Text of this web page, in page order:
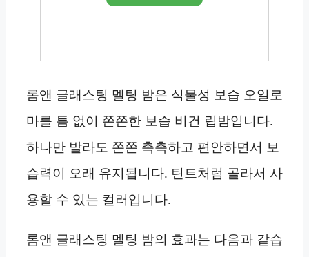
롬앤 글래스팅 멜팅 밤은 식물성 보습 오일로
마를 틈 없이 쫀쫀한 보습 비건 립밤입니다.
하나만 발라도 쫀쫀 촉촉하고 편안하면서 보
습력이 오래 유지됩니다. 틴트처럼 골라서 사
용할 수 있는 컬러입니다.
롬앤 글래스팅 멜팅 밤의 효과는 다음과 같습